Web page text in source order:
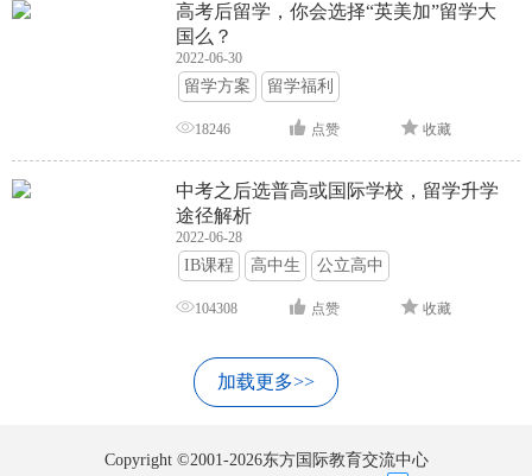
高考后留学，你会选择“英美加”留学大
国么？
2022-06-30
留学方案 留学福利
18246 点赞 收藏
中考之后选普高或国际学校，留学升学
途径解析
2022-06-28
IB课程 高中生 公立高中
104308 点赞 收藏
加载更多>>
Copyright ©2001-2026东方国际教育交流中心